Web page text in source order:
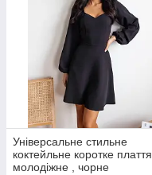
Універсальне стильне
коктейльне коротке плаття,
молодіжне , чорне